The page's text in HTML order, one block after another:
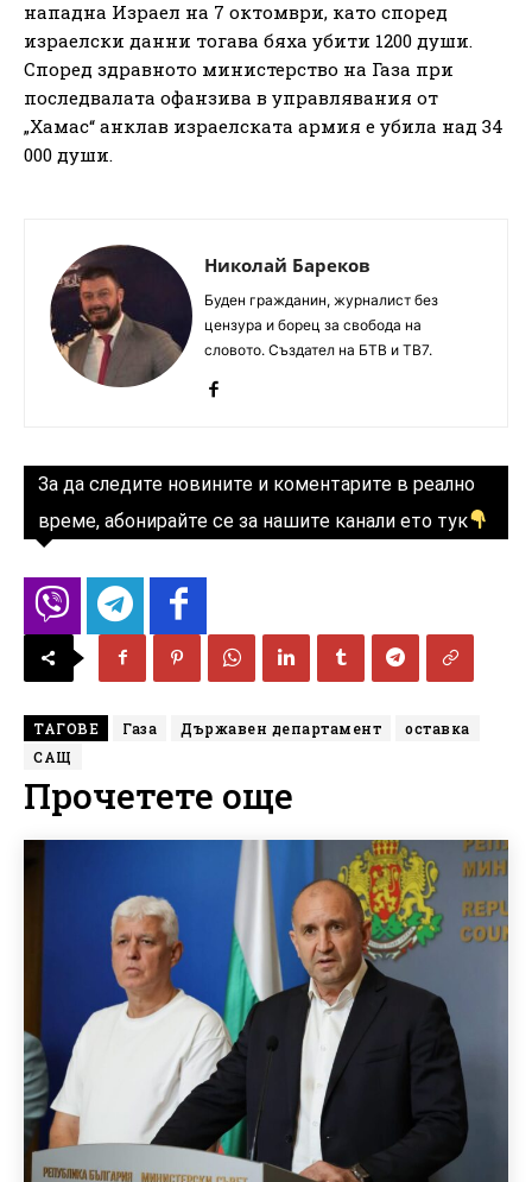
нападна Израел на 7 октомври, като според
израелски данни тогава бяха убити 1200 души.
Според здравното министерство на Газа при
последвалата офанзива в управлявания от
„Хамас“ анклав израелската армия е убила над 34
000 души.
Николай Бареков
Буден гражданин, журналист без
цензура и борец за свобода на
словото. Създател на БТВ и ТВ7.
За да следите новините и коментарите в реално
време, абонирайте се за нашите канали ето тук
ТАГОВЕ Газа Държавен департамент
оставка
САЩ
Прочетете още